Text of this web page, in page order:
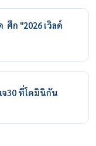
ศึก "2026 เวิลด์
จ30 ที่โดมินิกัน